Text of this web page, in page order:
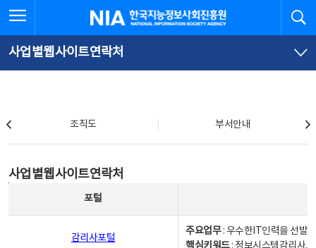
문
로
가
체
뉴
바
가
한국지능정보사회진흥원
사업별웹사이트연락처
조직도 부서안내
사업별웹사이트연락처
포털
감리사포털
주요업무: 우수한IT인력을 선발